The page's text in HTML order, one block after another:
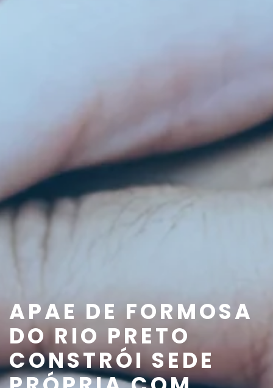
APAE DE FORMOSA
DO RIO PRETO
CONSTRÓI SEDE